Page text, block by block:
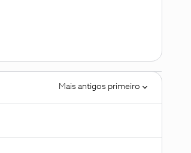
Mais antigos primeiro